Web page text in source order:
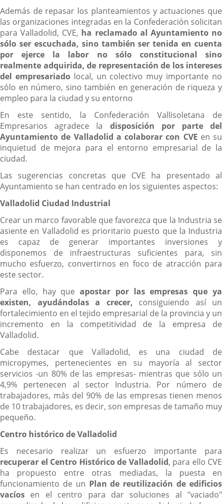
Además de repasar los planteamientos y actuaciones que
las organizaciones integradas en la Confederación solicitan
para Valladolid, CVE, ha reclamado al Ayuntamiento no
sólo ser escuchada, sino también ser tenida en cuenta
por ejerce la labor no sólo constitucional sino
realmente adquirida, de representación de los intereses
del empresariadolocal, un colectivo muy importante no
sólo en número, sino también en generación de riqueza y
empleo para la ciudad y su entorno
En este sentido, la Confederación Vallisoletana de
Empresarios agradece la disposición por parte del
Ayuntamiento de Valladolid a colaborar con CVE en su
inquietud de mejora para el entorno empresarial de la
ciudad.
Las sugerencias concretas que CVE ha presentado al
Ayuntamiento se han centrado en los siguientes aspectos:
Valladolid Ciudad Industrial
Crear un marco favorable que favorezca que la Industria se
asiente en Valladolid es prioritario puesto que la Industria
es capaz de generar importantes inversiones y
disponemos de infraestructuras suficientes para, sin
mucho esfuerzo, convertirnos en foco de atracción para
este sector.
Para ello, hay queapostar por las empresas que ya
existen, ayudándolas a crecer, consiguiendo así un
fortalecimiento en el tejido empresarial de la provincia y un
incremento en la competitividad de la empresa de
Valladolid.
Cabe destacar que Valladolid, es una ciudad de
micropymes, pertenecientes en su mayoría al sector
servicios -un 80% de las empresas- mientras que sólo un
4,9% pertenecen al sector Industria. Por número de
trabajadores, más del 90% de las empresas tienen menos
de 10 trabajadores, es decir, son empresas de tamaño muy
pequeño.
Centro histórico de Valladolid
Es necesario realizar un esfuerzo importante para
recuperar el Centro Histórico de Valladolid, para ello CVE
ha propuesto entre otras mediadas, la puesta en
funcionamiento de un Plan de reutilización de edificios
vacíos en el centro para dar soluciones al "vaciado"